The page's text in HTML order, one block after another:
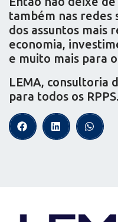
também nas redes
dos assuntos mais
economia,
e muito mais para
LEMA, consultoria
para todos os RPPS.